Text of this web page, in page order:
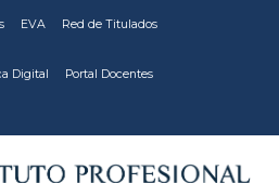
EVA Red de Titulados
Digital Portal Docentes